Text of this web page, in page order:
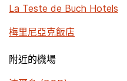
La Teste de Buch Hotels
梅里尼亞克飯店
附近的機場